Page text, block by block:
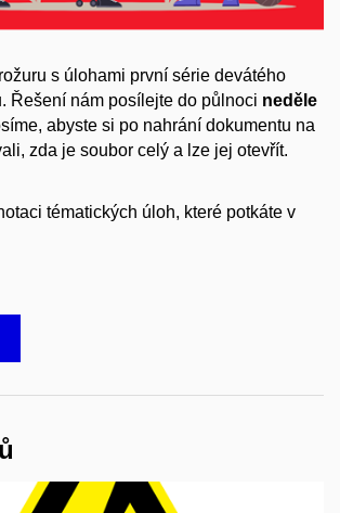
s úlohami první série devátého
Řešení nám posílejte do půlnoci neděle
abyste si po nahrání dokumentu na
zda je soubor celý a lze jej otevřít.
tématických úloh, které potkáte v